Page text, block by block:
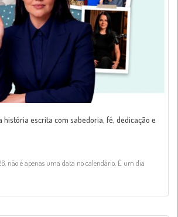
história escrita com sabedoria, fé, dedicação e
não é apenas uma data no calendário. É um dia